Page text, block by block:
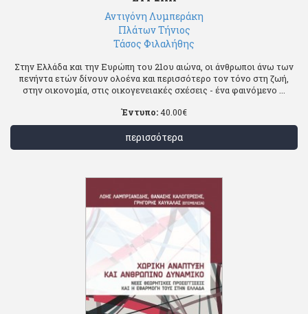
Αντιγόνη Λυμπεράκη
Πλάτων Τήνιος
Τάσος Φιλαλήθης
Στην Ελλάδα και την Ευρώπη του 21ου αιώνα, οι άνθρωποι άνω των
πενήντα ετών δίνουν ολοένα και περισσότερο τον τόνο στη ζωή,
στην οικονομία, στις οικογενειακές σχέσεις - ένα φαινόμενο ...
Έντυπο:40.00€
περισσότερα